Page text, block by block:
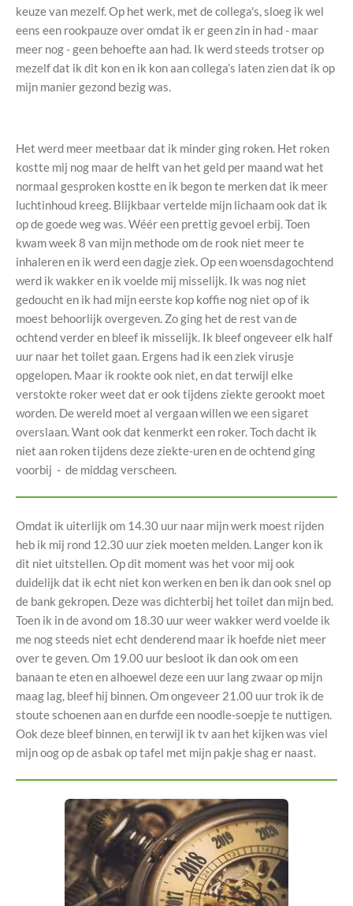
keuze van mezelf. Op het werk, met de collega's, sloeg ik wel
eens een rookpauze over omdat ik er geen zin in had - maar
meer nog - geen behoefte aan had. Ik werd steeds trotser op
mezelf dat ik dit kon en ik kon aan collega’s laten zien dat ik op
mijn manier gezond bezig was.
Het werd meer meetbaar dat ik minder ging roken. Het roken
kostte mij nog maar de helft van het geld per maand wat het
normaal gesproken kostte en ik begon te merken dat ik meer
luchtinhoud kreeg. Blijkbaar vertelde mijn lichaam ook dat ik
op de goede weg was. Wéér een prettig gevoel erbij. Toen
kwam week 8 van mijn methode om de rook niet meer te
inhaleren en ik werd een dagje ziek. Op een woensdagochtend
werd ik wakker en ik voelde mij misselijk. Ik was nog niet
gedoucht en ik had mijn eerste kop koffie nog niet op of ik
moest behoorlijk overgeven. Zo ging het de rest van de
ochtend verder en bleef ik misselijk. Ik bleef ongeveer elk half
uur naar het toilet gaan. Ergens had ik een ziek virusje
opgelopen. Maar ik rookte ook niet, en dat terwijl elke
verstokte roker weet dat er ook tijdens ziekte gerookt moet
worden. De wereld moet al vergaan willen we een sigaret
overslaan. Want ook dat kenmerkt een roker. Toch dacht ik
niet aan roken tijdens deze ziekte-uren en de ochtend ging
voorbij - de middag verscheen.
Omdat ik uiterlijk om 14.30 uur naar mijn werk moest rijden
heb ik mij rond 12.30 uur ziek moeten melden. Langer kon ik
dit niet uitstellen. Op dit moment was het voor mij ook
duidelijk dat ik echt niet kon werken en ben ik dan ook snel op
de bank gekropen. Deze was dichterbij het toilet dan mijn bed.
Toen ik in de avond om 18.30 uur weer wakker werd voelde ik
me nog steeds niet echt denderend maar ik hoefde niet meer
over te geven. Om 19.00 uur besloot ik dan ook om een
banaan te eten en alhoewel deze een uur lang zwaar op mijn
maag lag, bleef hij binnen. Om ongeveer 21.00 uur trok ik de
stoute schoenen aan en durfde een noodle-soepje te nuttigen.
Ook deze bleef binnen, en terwijl ik tv aan het kijken was viel
mijn oog op de asbak op tafel met mijn pakje shag er naast.